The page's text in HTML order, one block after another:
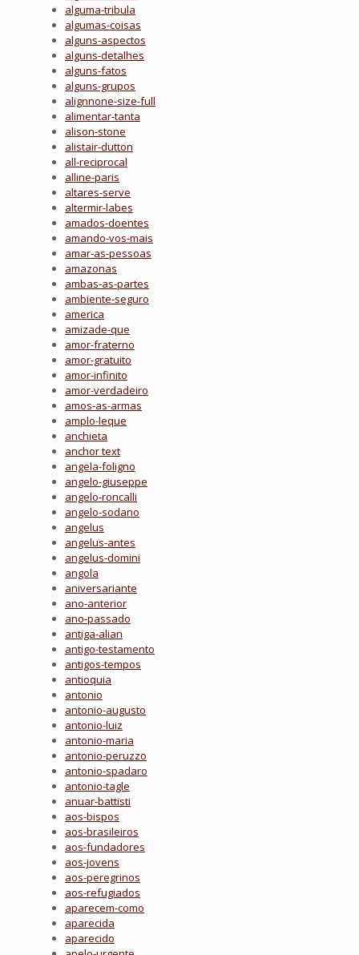
alguma-tribula
algumas-coisas
alguns-aspectos
alguns-detalhes
alguns-fatos
alguns-grupos
alignnone-size-full
alimentar-tanta
alison-stone
alistair-dutton
all-reciprocal
alline-paris
altares-serve
altermir-labes
amados-doentes
amando-vos-mais
amar-as-pessoas
amazonas
ambas-as-partes
ambiente-seguro
america
amizade-que
amor-fraterno
amor-gratuito
amor-infinito
amor-verdadeiro
amos-as-armas
amplo-leque
anchieta
anchor text
angela-foligno
angelo-giuseppe
angelo-roncalli
angelo-sodano
angelus
angelus-antes
angelus-domini
angola
aniversariante
ano-anterior
ano-passado
antiga-alian
antigo-testamento
antigos-tempos
antioquia
antonio
antonio-augusto
antonio-luiz
antonio-maria
antonio-peruzzo
antonio-spadaro
antonio-tagle
anuar-battisti
aos-bispos
aos-brasileiros
aos-fundadores
aos-jovens
aos-peregrinos
aos-refugiados
aparecem-como
aparecida
aparecido